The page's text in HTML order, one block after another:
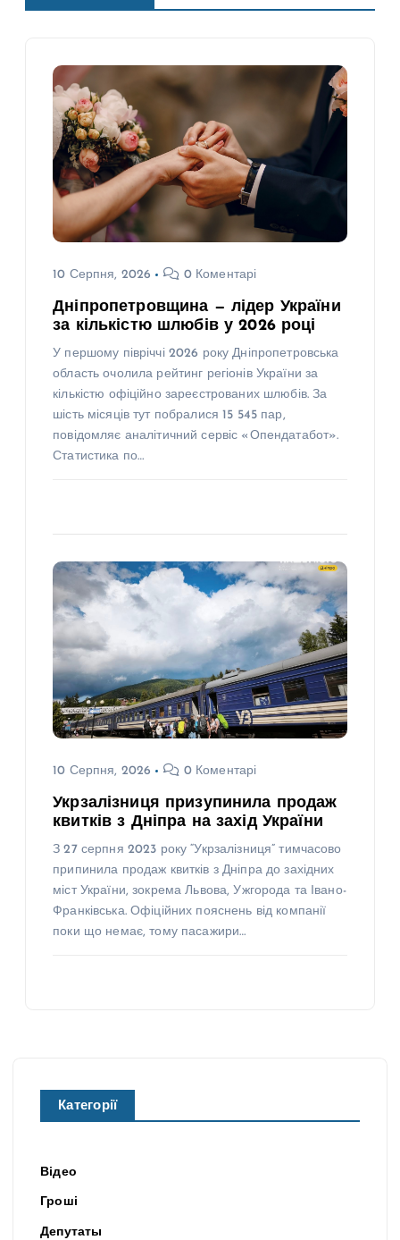
10 Серпня, 2026 0 Коментарі
Дніпропетровщина — лідер України
за кількістю шлюбів у 2026 році
У першому півріччі 2026 року Дніпропетровська
область очолила рейтинг регіонів України за
кількістю офіційно зареєстрованих шлюбів. За
шість місяців тут побралися 15 545 пар,
повідомляє аналітичний сервіс «Опендатабот».
Статистика по…
10 Серпня, 2026 0 Коментарі
Укрзалізниця призупинила продаж
квитків з Дніпра на захід України
З 27 серпня 2023 року “Укрзалізниця” тимчасово
припинила продаж квитків з Дніпра до західних
міст України, зокрема Львова, Ужгорода та Івано-
Франківська. Офіційних пояснень від компанії
поки що немає, тому пасажири…
Категорії
Відео
Гроші
Депутаты